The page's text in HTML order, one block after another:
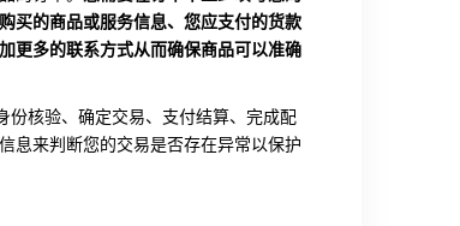
买的商品或服务信息、您应支付的货款
更多的联系方式从而确保商品可以准确
份核验、确定交易、支付结算、完成配
息来判断您的交易是否存在异常以保护